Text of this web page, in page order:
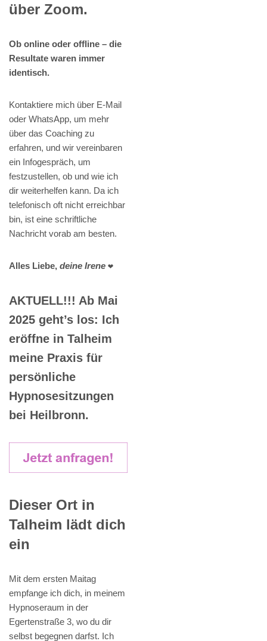
über Zoom.
Ob online oder offline – die
Resultate waren immer
identisch.
Kontaktiere mich über E-Mail
oder WhatsApp, um mehr
über das Coaching zu
erfahren, und wir vereinbaren
ein Infogespräch, um
festzustellen, ob und wie ich
dir weiterhelfen kann. Da ich
telefonisch oft nicht erreichbar
bin, ist eine schriftliche
Nachricht vorab am besten.
Alles Liebe, deine Irene ❤️
AKTUELL!!! Ab Mai
2025 geht’s los: Ich
eröffne in Talheim
meine Praxis für
persönliche
Hypnosesitzungen
bei Heilbronn.
Dieser Ort in
Talheim lädt dich
ein
Mit dem ersten Maitag
empfange ich dich, in meinem
Hypnoseraum in der
Egertenstraße 3, wo du dir
selbst begegnen darfst. Ich